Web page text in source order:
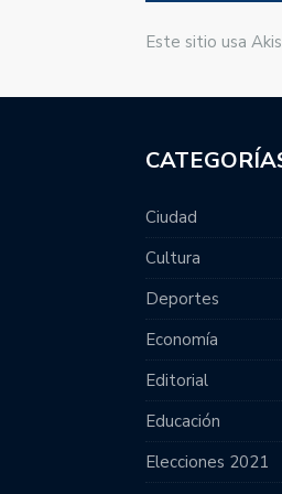
Este sitio usa
Ciudad
Cultura
Deportes
Economía
Editorial
Educación
Elecciones 2021